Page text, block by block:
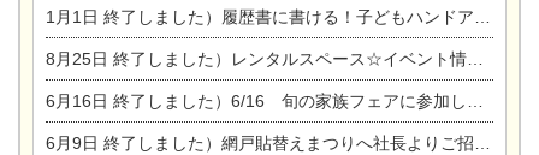
1月1日 終了しました）履歴書に書ける！子どもハンドアロマ講座☆
8月25日 終了しました）レンタルスペース☆イベント情報☆チャイルドアロマセラピスト
6月16日 終了しました）6/16 旬の家族フェアに参加します☆
6月9日 終了しました）網戸貼替えまつりへ社長よりご招待です♪